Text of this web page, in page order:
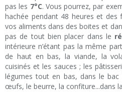
pas les 7°C. Vous pourrez, par
hachée pendant 48 heures et des
vos aliments dans des boites et
pas de tout bien placer dans le
intérieure n’étant pas la même
de haut en bas, la viande, la
cuisinés et les sauces ; les
légumes tout en bas, dans le
œufs, le beurre, la confiture...dans